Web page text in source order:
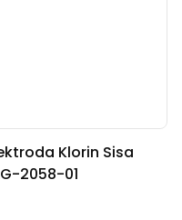
Klorin Sisa
2058-01